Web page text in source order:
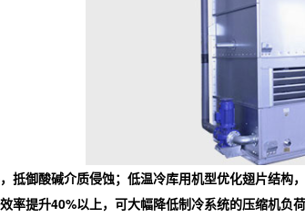
抵御酸碱介质侵蚀；低温冷库用机型优化翅片结
率提升40%以上，可大幅降低制冷系统的压缩机